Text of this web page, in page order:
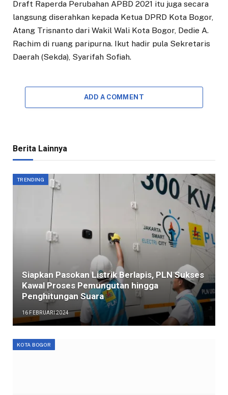
Draft Raperda Perubahan APBD 2021 itu juga secara
langsung diserahkan kepada Ketua DPRD Kota Bogor,
Atang Trisnanto dari Wakil Wali Kota Bogor, Dedie A.
Rachim di ruang paripurna. Ikut hadir pula Sekretaris
Daerah (Sekda), Syarifah Sofiah.
ADD A COMMENT
Berita Lainnya
TRENDING
Siapkan Pasokan Listrik Berlapis, PLN Sukses
Kawal Proses Pemungutan hingga
Penghitungan Suara
16 FEBRUARI 2024
KOTA BOGOR